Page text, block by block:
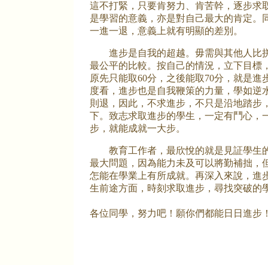
這不打緊，只要肯努力、肯苦幹，逐步求
是學習的意義，亦是對自己最大的肯定。
一進一退，意義上就有明顯的差別。
進步是自我的超越。毋需與其他人比
最公平的比較。按自己的情況，立下目標
原先只能取60分，之後能取70分，就是進
度看，進步也是自我鞭策的力量，學如逆
則退，因此，不求進步，不只是沿地踏步
下。致志求取進步的學生，一定有鬥心，
步，就能成就一大步。
教育工作者，最欣悅的就是見証學生
最大問題，因為能力未及可以將勤補拙，
怎能在學業上有所成就。再深入來說，進
生前途方面，時刻求取進步，尋找突破的
各位同學，努力吧！願你們都能日日